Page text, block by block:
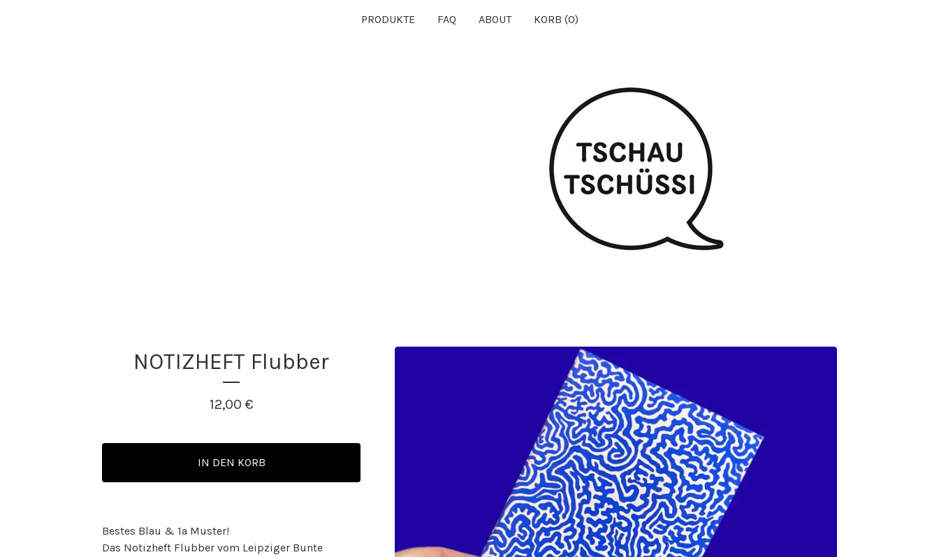
PRODUKTE FAQ ABOUT KORB (0)
NOTIZHEFT Flubber
12,00 €
IN DEN KORB
Bestes Blau & 1a Muster!
Das Notizheft Flubber vom Leipziger Bunte